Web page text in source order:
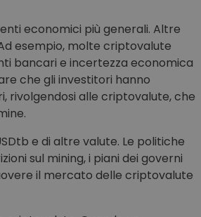
economici più generali. Altre
esempio, molte criptovalute
bancari e incertezza economica
che gli investitori hanno
rivolgendosi alle criptovalute, che
e di altre valute. Le politiche
sul mining, i piani dei governi
il mercato delle criptovalute